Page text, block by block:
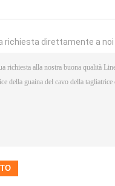
richiesta direttamente a noi